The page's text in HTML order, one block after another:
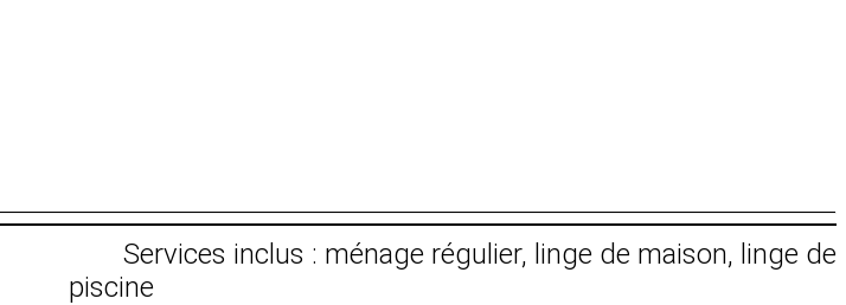
Services inclus : ménage régulier, linge de maison, linge de
piscine